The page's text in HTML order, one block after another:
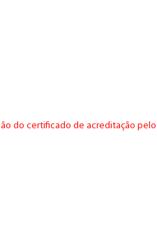
do certificado de acreditação